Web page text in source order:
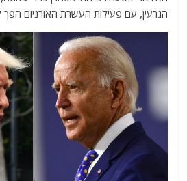
הגרעין, עם פעילות העשרת האורניום הפך